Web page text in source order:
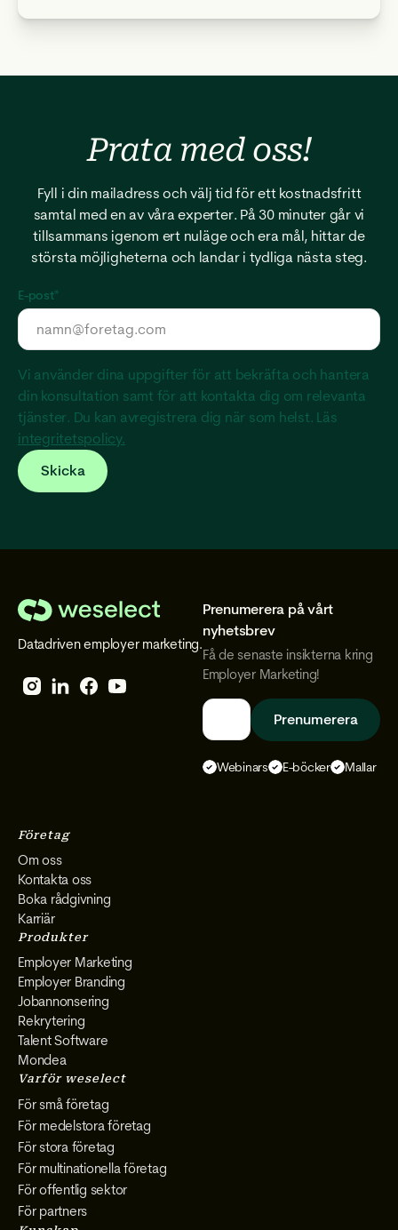
Prata med oss!
Fyll i din mailadress och välj tid för ett kostnadsfritt
samtal med en av våra experter. På 30 minuter går vi
tillsammans igenom ert nuläge och era mål, hittar de
största möjligheterna och landar i tydliga nästa steg.
E-post*
Vi använder dina uppgifter för att bekräfta och hantera
din konsultation samt för att kontakta dig om relevanta
tjänster. Du kan avregistrera dig när som helst. Läs
integritetspolicy.
Select
Datadriven employer marketing.
Prenumerera på vårt
nyhetsbrev
Få de senaste insikterna kring
Employer Marketing!
Webinars E-böcker Mallar
Företag
Om oss
Kontakta oss
Boka rådgivning
Karriär
Produkter
Employer Marketing
Employer Branding
Jobannonsering
Rekrytering
Talent Software
Mondea
Varför weselect
För små företag
För medelstora företag
För stora företag
För multinationella företag
För offentlig sektor
För partners